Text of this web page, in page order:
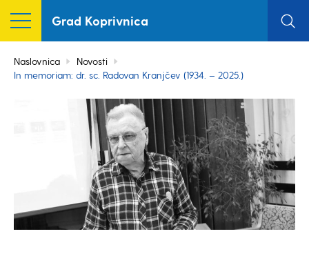
Grad Koprivnica
Naslovnica
Novosti
In memoriam: dr. sc. Radovan Kranjčev (1934. – 2025.)